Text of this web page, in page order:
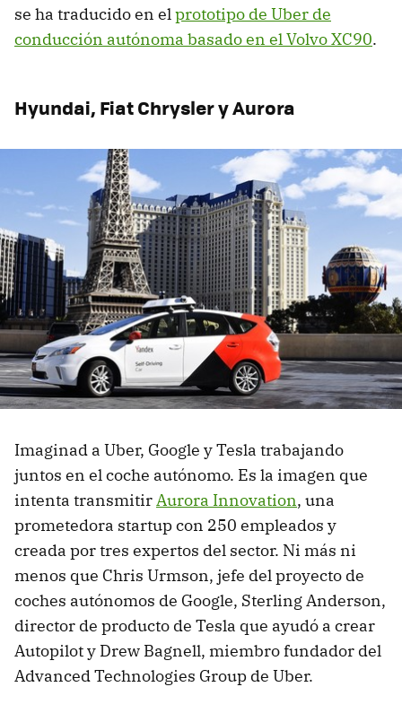
se ha traducido en elprototipo de Uber de
conducción autónoma basado en el Volvo XC90.
Hyundai, Fiat Chrysler y Aurora
Imaginad a Uber, Google y Tesla trabajando
juntos en el coche autónomo. Es la imagen que
intenta transmitirAurora Innovation, una
prometedora startup con 250 empleados y
creada por tres expertos del sector. Ni más ni
menos que Chris Urmson, jefe del proyecto de
coches autónomos de Google, Sterling Anderson,
director de producto de Tesla que ayudó a crear
Autopilot y Drew Bagnell, miembro fundador del
Advanced Technologies Group de Uber.